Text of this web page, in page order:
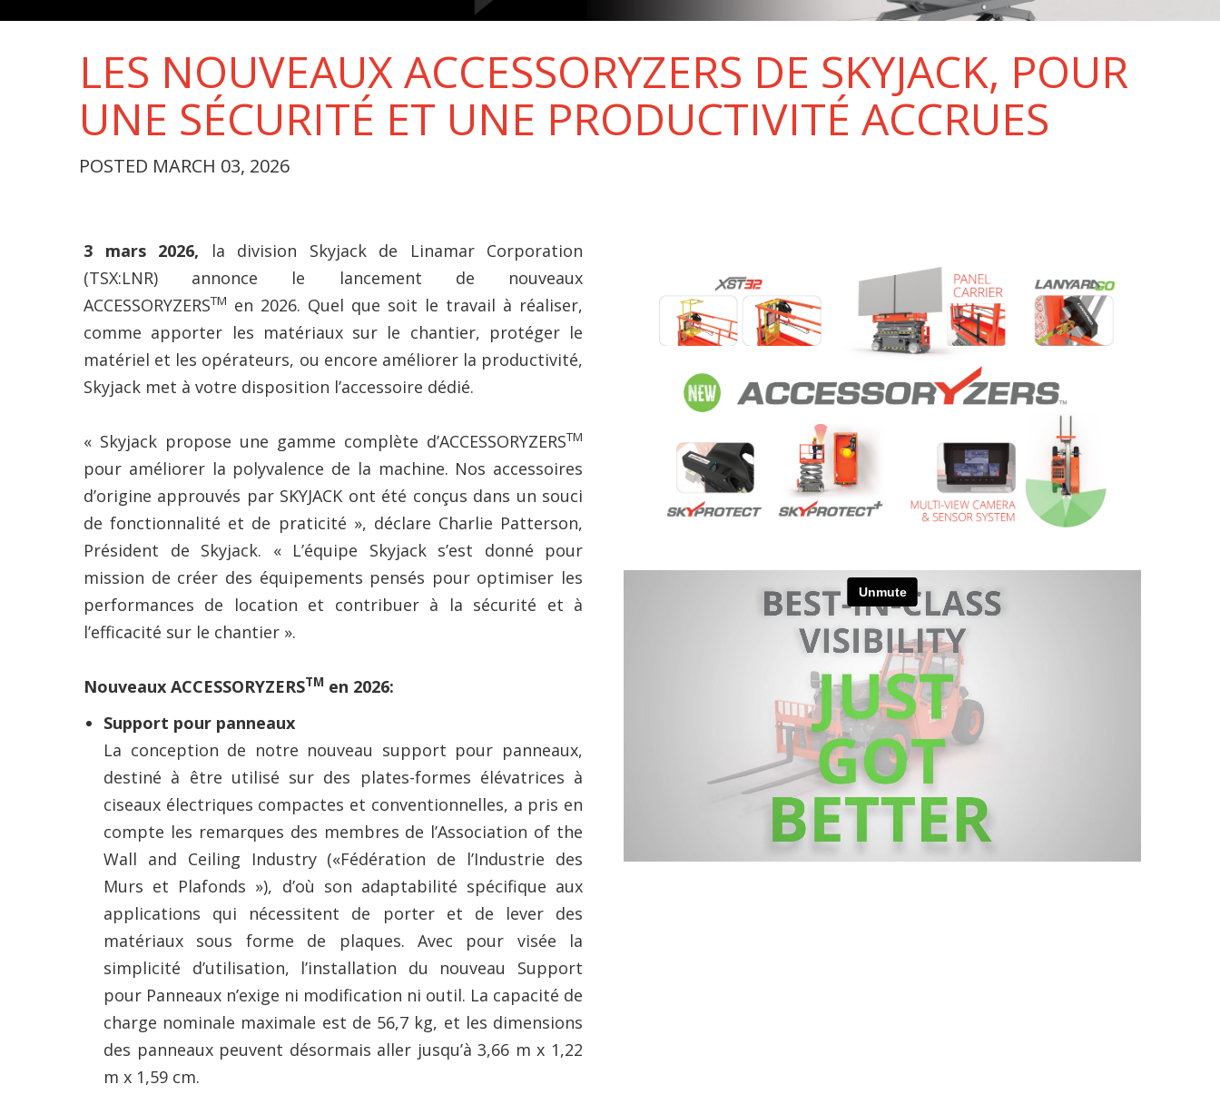
LES NOUVEAUX ACCESSORYZERS DE SKYJACK, POUR
UNE SÉCURITÉ ET UNE PRODUCTIVITÉ ACCRUES
POSTED MARCH 03, 2026
3 mars 2026, la division Skyjack de Linamar Corporation
(TSX:LNR) annonce le lancement de nouveaux
ACCESSORYZERSTM en 2026. Quel que soit le travail à réaliser,
comme apporter les matériaux sur le chantier, protéger le
matériel et les opérateurs, ou encore améliorer la productivité,
Skyjack met à votre disposition l’accessoire dédié.
« Skyjack propose une gamme complète d’ACCESSORYZERSTM
pour améliorer la polyvalence de la machine. Nos accessoires
d’origine approuvés par SKYJACK ont été conçus dans un souci
de fonctionnalité et de praticité », déclare Charlie Patterson,
Président de Skyjack. « L’équipe Skyjack s’est donné pour
mission de créer des équipements pensés pour optimiser les
performances de location et contribuer à la sécurité et à
l’efficacité sur le chantier ».
Nouveaux ACCESSORYZERSTM en 2026:
Support pour panneaux
La conception de notre nouveau support pour panneaux,
destiné à être utilisé sur des plates-formes élévatrices à
ciseaux électriques compactes et conventionnelles, a pris en
compte les remarques des membres de l’Association of the
Wall and Ceiling Industry («Fédération de l’Industrie des
Murs et Plafonds »), d’où son adaptabilité spécifique aux
applications qui nécessitent de porter et de lever des
matériaux sous forme de plaques. Avec pour visée la
simplicité d’utilisation, l’installation du nouveau Support
pour Panneaux n’exige ni modification ni outil. La capacité de
charge nominale maximale est de 56,7 kg, et les dimensions
des panneaux peuvent désormais aller jusqu’à 3,66 m x 1,22
m x 1,59 cm.